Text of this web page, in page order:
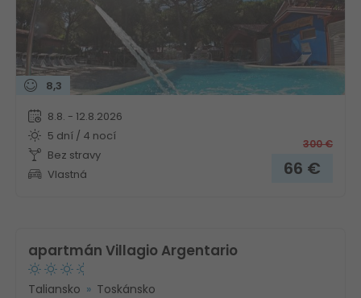
8,3
8.8. - 12.8.2026
5 dní / 4 nocí
Bez stravy
Vlastná
300€
66 €
apartmán Villagio Argentario
Taliansko Toskánsko